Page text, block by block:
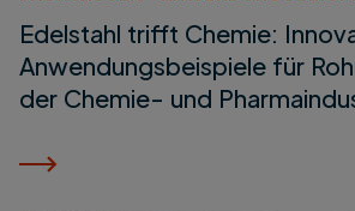
Edelstahl trifft Chemie:
Anwendungsbeispiele für
der Chemie- und